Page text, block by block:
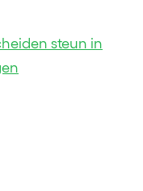
steun in